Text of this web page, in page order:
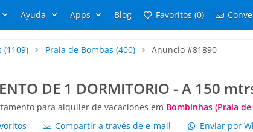
Ayuda Apps Blog Favoritos (0)
(1109) Praia de Bombas (400) Anuncio #81890
DE 1 DORMITORIO - A 150
para alquiler de vacaciones em Bombinhas (Praia
Compartir a través de e-mail Enviar por